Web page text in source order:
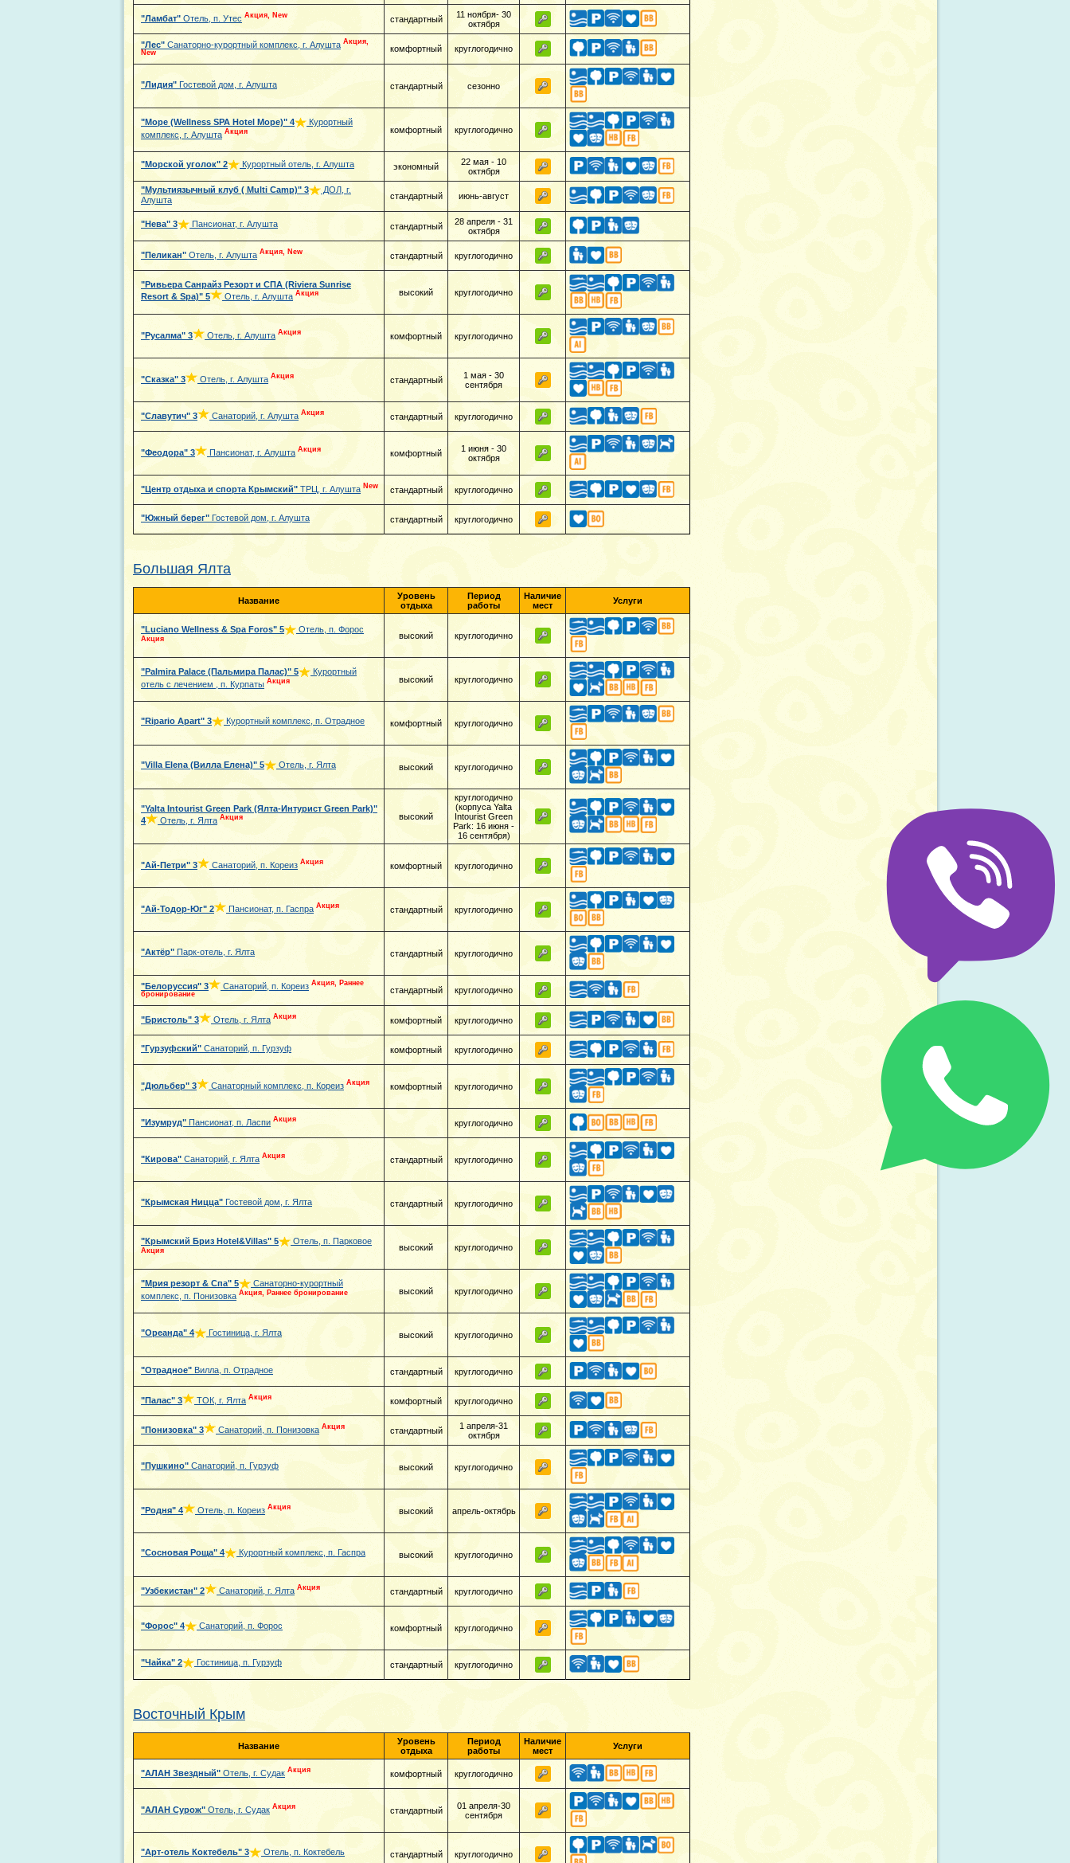
"Ламбат" Отель, п. Утес Акция, New стандартный
11 ноября- 30
октября
"Лес" Санаторно-курортный комплекс, г. Алушта Акция,
New
комфортный круглогодично
"Лидия" Гостевой дом, г. Алушта стандартный сезонно
"Море (Wellness SPA Hotel Море)" 4
Курортный
комплекс, г. Алушта Акция комфортный круглогодично
"Морской уголок" 2 Курортный отель, г. Алушта экономный
22 мая - 10
октября
"Мультиязычный клуб ( Multi Camp)" 3
ДОЛ, г.
Алушта
стандартный июнь-август
"Нева" 3 Пансионат, г. Алушта стандартный
28 апреля - 31
октября
"Пеликан" Отель, г. Алушта Акция, New стандартный круглогодично
"Ривьера Санрайз Резорт и СПА (Riviera Sunrise
Resort & Spa)" 5 Отель, г. Алушта Акция высокий круглогодично
"Русалма" 3 Отель, г. Алушта Акция комфортный круглогодично
"Сказка" 3 Отель, г. Алушта Акция стандартный
1 мая - 30
сентября
"Славутич" 3 Санаторий, г. Алушта Акция стандартный круглогодично
"Феодора" 3 Пансионат, г. Алушта Акция комфортный
1 июня - 30
октября
"Центр отдыха и спорта Крымский" ТРЦ, г. Алушта New стандартный круглогодично
"Южный берег" Гостевой дом, г. Алушта стандартный круглогодично
Большая Ялта
Название
Уровень
отдыха
Период
работы
Наличие
мест
Услуги
"Luciano Wellness & Spa Foros" 5 Отель, п. Форос
Акция высокий круглогодично
"Palmira Palace (Пальмира Палас)" 5
Курортный
отель с лечением , п. Курпаты Акция высокий круглогодично
"Ripario Apart" 3 Курортный комплекс, п. Отрадное комфортный круглогодично
"Villa Elena (Вилла Елена)" 5 Отель, г. Ялта высокий круглогодично
"Yalta Intourist Green Park (Ялта-Интурист Green Park)"
4
Отель, г. Ялта Акция высокий
круглогодично
(корпуса Yalta
Intourist Green
Park: 16 июня -
16 сентября)
"Ай-Петри" 3 Санаторий, п. Кореиз Акция комфортный круглогодично
"Ай-Тодор-Юг" 2 Пансионат, п. Гаспра Акция стандартный круглогодично
"Актёр" Парк-отель, г. Ялта стандартный круглогодично
"Белоруссия" 3 Санаторий, п. Кореиз Акция, Раннее
бронирование
стандартный круглогодично
"Бристоль" 3 Отель, г. Ялта Акция комфортный круглогодично
"Гурзуфский" Санаторий, п. Гурзуф комфортный круглогодично
"Дюльбер" 3 Санаторный комплекс, п. Кореиз Акция комфортный круглогодично
"Изумруд" Пансионат, п. Ласпи Акция круглогодично
"Кирова" Санаторий, г. Ялта Акция стандартный круглогодично
"Крымская Ницца" Гостевой дом, г. Ялта стандартный круглогодично
"Крымский Бриз Hotel&Villas" 5 Отель, п. Парковое
Акция высокий круглогодично
"Мрия резорт & Спа" 5
Санаторно-курортный
комплекс, п. Понизовка Акция, Раннее бронирование высокий круглогодично
"Ореанда" 4 Гостиница, г. Ялта высокий круглогодично
"Отрадное" Вилла, п. Отрадное стандартный круглогодично
"Палас" 3 ТОК, г. Ялта Акция комфортный круглогодично
"Понизовка" 3 Санаторий, п. Понизовка Акция стандартный
1 апреля-31
октября
"Пушкино" Санаторий, п. Гурзуф высокий круглогодично
"Родня" 4 Отель, п. Кореиз Акция высокий апрель-октябрь
"Сосновая Роща" 4 Курортный комплекс, п. Гаспра высокий круглогодично
"Узбекистан" 2 Санаторий, г. Ялта Акция стандартный круглогодично
"Форос" 4 Санаторий, п. Форос комфортный круглогодично
"Чайка" 2 Гостиница, п. Гурзуф стандартный круглогодично
Восточный Крым
Название
Уровень
отдыха
Период
работы
Наличие
мест
Услуги
"АЛАН Звездный" Отель, г. Судак Акция комфортный круглогодично
"АЛАН Сурож" Отель, г. Судак Акция стандартный
01 апреля-30
сентября
"Арт-отель Коктебель" 3 Отель, п. Коктебель стандартный круглогодично